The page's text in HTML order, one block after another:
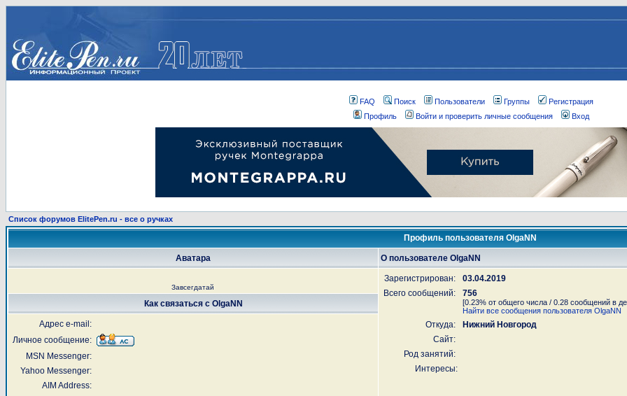
FAQ Поиск Пользователи Группы
Регистрация
Профиль
Войти и проверить личные сообщения Вход
Список форумов ElitePen.ru - все о ручках
Профиль пользователя OlgaNN
Аватара О пользователе OlgaNN
Завсегдатай
Зарегистрирован:
03.04.2019
Всего сообщений:
756
[0.23% от общего числа / 0.28 сообщений в
Найти все сообщения пользователя OlgaNN
Откуда:
Нижний Новгород
Сайт:
Род занятий:
Интересы:
Как связаться с OlgaNN
Адрес e-mail:
Личное сообщение:
MSN Messenger:
Yahoo Messenger:
AIM Address: